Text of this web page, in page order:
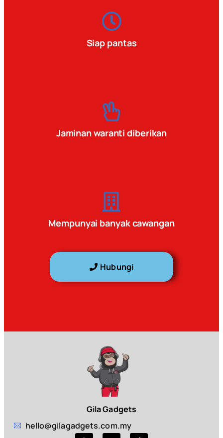
Siap pantas
Jaminan waranti diberikan
Mempunyai banyak cawangan
Hubungi
Gila Gadgets
hello@gilagadgets.com.my